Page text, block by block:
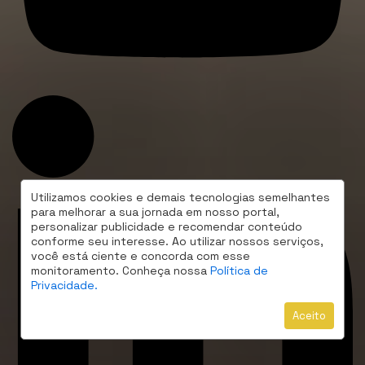
Utilizamos cookies e demais tecnologias semelhantes
para melhorar a sua jornada em nosso portal,
personalizar publicidade e recomendar conteúdo
conforme seu interesse. Ao utilizar nossos serviços,
você está ciente e concorda com esse
monitoramento. Conheça nossa Política de
Privacidade.
Aceito